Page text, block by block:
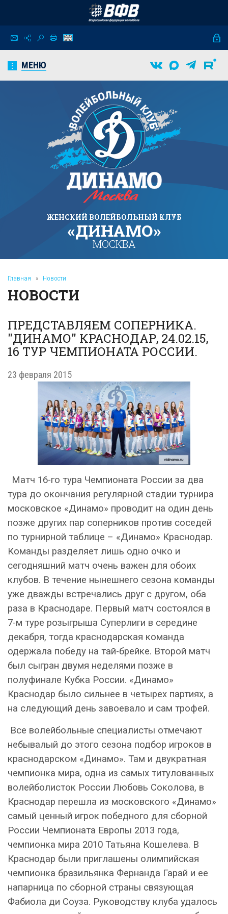
МЕНЮ
ЖЕНСКИЙ ВОЛЕЙБОЛЬНЫЙ КЛУБ
«ДИНАМО»
МОСКВА
Главная » Новости
НОВОСТИ
ПРЕДСТАВЛЯЕМ СОПЕРНИКА.
"ДИНАМО" КРАСНОДАР, 24.02.15,
16 ТУР ЧЕМПИОНАТА РОССИИ.
23 февраля 2015
Матч 16-го тура Чемпионата России за два
тура до окончания регулярной стадии турнира
московское «Динамо» проводит на один день
позже других пар соперников против соседей
по турнирной таблице – «Динамо» Краснодар.
Команды разделяет лишь одно очко и
сегодняшний матч очень важен для обоих
клубов. В течение нынешнего сезона команды
уже дважды встречались друг с другом, оба
раза в Краснодаре. Первый матч состоялся в
7-м туре розыгрыша Суперлиги в середине
декабря, тогда краснодарская команда
одержала победу на тай-брейке. Второй матч
был сыгран двумя неделями позже в
полуфинале Кубка России. «Динамо»
Краснодар было сильнее в четырех партиях, а
на следующий день завоевало и сам трофей.
Все волейбольные специалисты отмечают
небывалый до этого сезона подбор игроков в
краснодарском «Динамо». Там и двукратная
чемпионка мира, одна из самых титулованных
волейболисток России Любовь Соколова, в
Краснодар перешла из московского «Динамо»
самый ценный игрок победного для сборной
России Чемпионата Европы 2013 года,
чемпионка мира 2010 Татьяна Кошелева. В
Краснодар были приглашены олимпийская
чемпионка бразильянка Фернанда Гарай и ее
напарница по сборной страны связующая
Фабиола ди Соуза. Руководству клуба удалось